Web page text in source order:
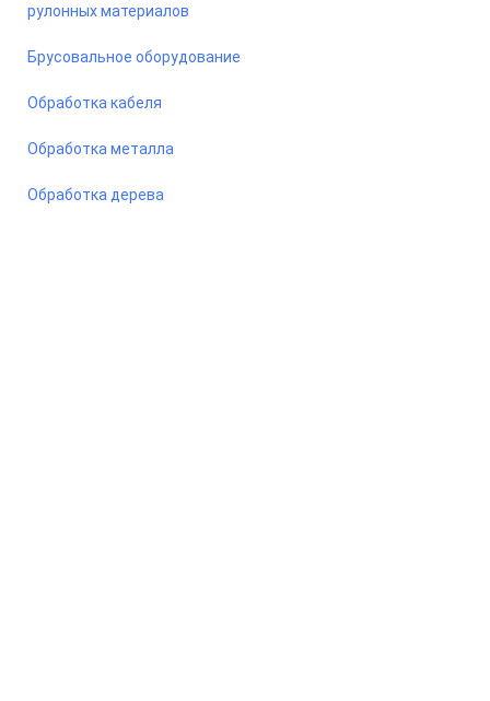
рулонных материалов
Брусовальное оборудование
Обработка кабеля
Обработка металла
Обработка дерева